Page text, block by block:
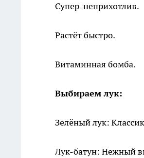
Супер-неприхотлив.
Растёт быстро.
Витаминная бомба.
Выбираем лук:
Зелёный лук:
Лук-батун: Нежный